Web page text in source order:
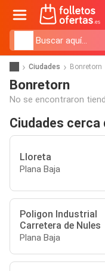
Ciudades Bonretorn
Bonretorn
No se encontraron
Ciudades
Lloreta
Plana Baja
Poligon Industrial
Carretera de Nules
Plana Baja